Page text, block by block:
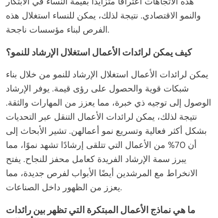
والنمو الاقتصادي. نتيجة لذلك، يمكن للنساء استغلال هذه
الفرص لبناء مؤسسات ناجحة.
كيف يمكن لرائدات الأعمال استغلال الإرشاد للنمو؟
يمكن لرائدات الأعمال استغلال الإرشاد للنمو من خلال بناء
شبكات قوية والحصول على رؤى قيمة. يوفر الإرشاد
الوصول إلى توجيه ذي خبرة، مما يعزز من المهارات والثقة.
نتيجة لذلك، يمكن لرائدات الأعمال التنقل عبر التحديات
بشكل أكثر فعالية وتسريع نمو أعمالهن. تشير الأبحاث إلى
أن 70% من الأعمال التي تتلقى إرشادًا تشهد نموًا، مما
يبرز سمة الإرشاد الفريدة كعامل محفز للنجاح. يفتح
الانخراط مع المرشدين أيضًا الأبواب لفرص جديدة، مما
يعزز من الظهور داخل الصناعات.
ما هي نماذج الأعمال المبتكرة التي تظهر بين رائدات